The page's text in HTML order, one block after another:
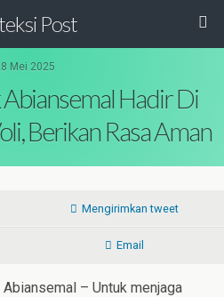
Post
Mei 2025
Abiansemal Hadir Di
Berikan Rasa Aman
Mengirimkan tweet
Email
– Untuk menjaga